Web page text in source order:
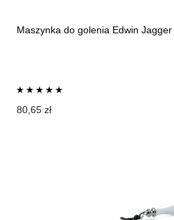
Maszynka do golenia Edwin
80,65 zł